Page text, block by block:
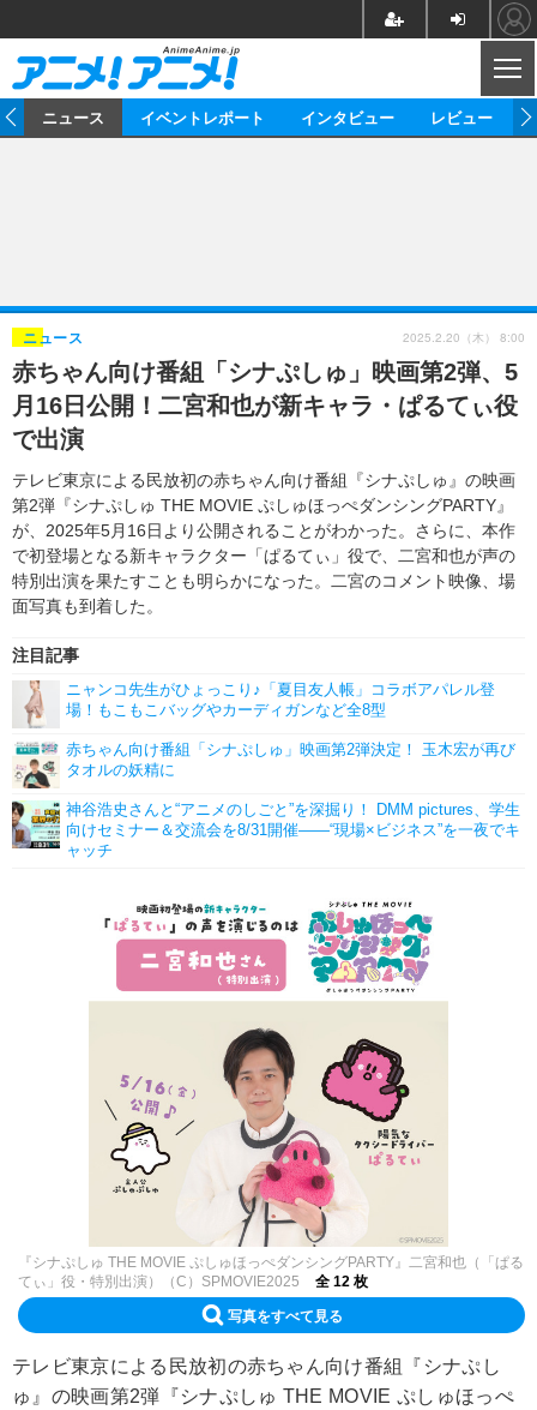
ゲーム グッズ
イベント 海外
海外イベント ビジネス
俳優・タレント アーティスト
ビジネス
アニメ 実写
書評 イベント
ゲーム 座談会
動画
アニメ！アニメ！TV ABEMA Cafe
連載・コラム
ニュース イベントレポート インタビュー レビュー
赤ちゃん向け番組「シナぷしゅ」映画第2弾、5
月16日公開！二宮和也が新キャラ・ぱるてぃ役
で出演
テレビ東京による民放初の赤ちゃん向け番組『シナぷしゅ』の映画
第2弾『シナぷしゅ THE MOVIE ぷしゅほっぺダンシングPARTY』
が、2025年5月16日より公開されることがわかった。さらに、本作
で初登場となる新キャラクター「ぱるてぃ」役で、二宮和也が声の
特別出演を果たすことも明らかになった。二宮のコメント映像、場
面写真も到着した。
ニュース
注目記事
ニャンコ先生がひょっこり♪「夏目友人帳」コラボアパレル登
場！もこもこバッグやカーディガンなど全8型
赤ちゃん向け番組「シナぷしゅ」映画第2弾決定！ 玉木宏が再び
タオルの妖精に
神谷浩史さんと“アニメのしごと”を深掘り！ DMM pictures、学生
向けセミナー＆交流会を8/31開催――“現場×ビジネス”を一夜でキ
ャッチ
2025.2.20（木） 8:00
『シナぷしゅ THE MOVIE ぷしゅほっぺダンシングPARTY』二宮和也（「ぱる
てぃ」役・特別出演）（C）SPMOVIE2025
全 12 枚
写真をすべて見る
テレビ東京による民放初の赤ちゃん向け番組『シナぷし
ゅ』の映画第2弾『シナぷしゅ THE MOVIE ぷしゅほっぺ